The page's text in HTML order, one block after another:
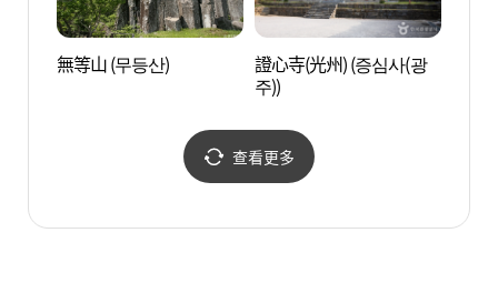
無等山 (무등산)
證心寺(光州) (증심사(광
주))
查看更多